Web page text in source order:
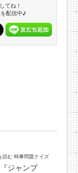
てね！
配信中♪
む 時事問題クイズ
ジャンプ